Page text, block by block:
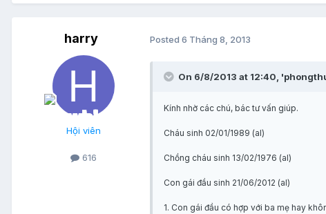
harry
Hội viên
616
Posted 6 Tháng 8, 2013
On 6/8/2013 at 12:40,
Kính nhờ các chú, bác tư vấn giúp.
Cháu sinh 02/01/1989 (al)
Chồng cháu sinh 13/02/1976 (al)
Con gái đầu sinh 21/06/2012 (al)
1. Con gái đầu có hợp với ba mẹ hay